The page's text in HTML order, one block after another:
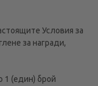
Условия за
за награди,
1 (един) брой